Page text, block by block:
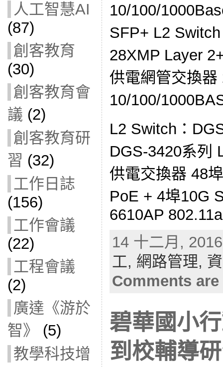
人工智慧AI
(87)
創客教育
(30)
創客教育會
議 (2)
創客教育研
習 (32)
工作日誌
(156)
工作會議
(22)
工程會議
(2)
廣達《游於
智》
(5)
教學科技增
10/100/
SFP+ L2
28XMP Layer
供電網管交換器
10/100/
L2 Switch：
DGS-3420系列
供電交換器 48
PoE + 4埠10G
6610AP
14 十二月,
工, 網路管理,
Comments
碧華國小
到校輔導